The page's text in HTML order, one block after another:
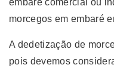
embaré comercial ou
morcegos em embaré
A dedetização de
pois devemos